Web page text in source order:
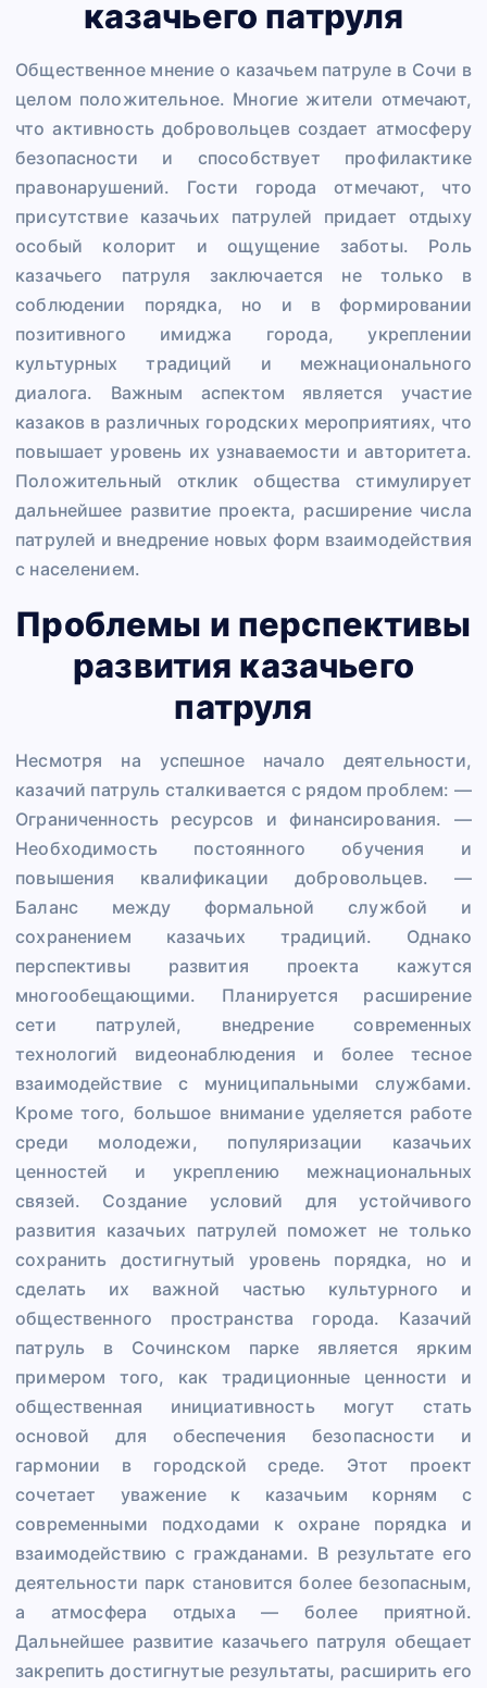
казачьего патруля
Общественное мнение о казачьем патруле в Сочи в
целом положительное. Многие жители отмечают,
что активность добровольцев создает атмосферу
безопасности и способствует профилактике
правонарушений. Гости города отмечают, что
присутствие казачьих патрулей придает отдыху
особый колорит и ощущение заботы. Роль
казачьего патруля заключается не только в
соблюдении порядка, но и в формировании
позитивного имиджа города, укреплении
культурных традиций и межнационального
диалога. Важным аспектом является участие
казаков в различных городских мероприятиях, что
повышает уровень их узнаваемости и авторитета.
Положительный отклик общества стимулирует
дальнейшее развитие проекта, расширение числа
патрулей и внедрение новых форм взаимодействия
с населением.
Проблемы и перспективы
развития казачьего
патруля
Несмотря на успешное начало деятельности,
казачий патруль сталкивается с рядом проблем: —
Ограниченность ресурсов и финансирования. —
Необходимость постоянного обучения и
повышения квалификации добровольцев. —
Баланс между формальной службой и
сохранением казачьих традиций. Однако
перспективы развития проекта кажутся
многообещающими. Планируется расширение
сети патрулей, внедрение современных
технологий видеонаблюдения и более тесное
взаимодействие с муниципальными службами.
Кроме того, большое внимание уделяется работе
среди молодежи, популяризации казачьих
ценностей и укреплению межнациональных
связей. Создание условий для устойчивого
развития казачьих патрулей поможет не только
сохранить достигнутый уровень порядка, но и
сделать их важной частью культурного и
общественного пространства города. Казачий
патруль в Сочинском парке является ярким
примером того, как традиционные ценности и
общественная инициативность могут стать
основой для обеспечения безопасности и
гармонии в городской среде. Этот проект
сочетает уважение к казачьим корням с
современными подходами к охране порядка и
взаимодействию с гражданами. В результате его
деятельности парк становится более безопасным,
а атмосфера отдыха — более приятной.
Дальнейшее развитие казачьего патруля обещает
закрепить достигнутые результаты, расширить его